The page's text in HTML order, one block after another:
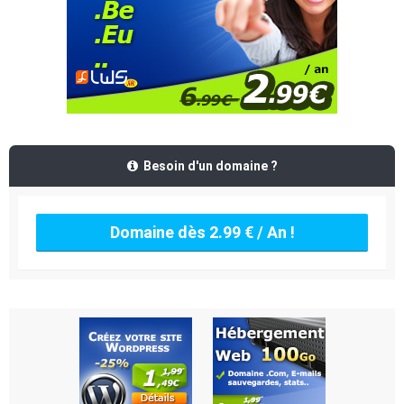
Besoin d'un domaine ?
Domaine dès 2.99 € / An !